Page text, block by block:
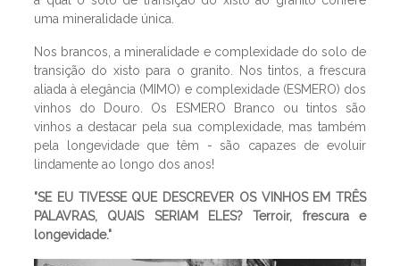
uma mineralidade única.
Nos brancos, a mineralidade e complexidade do solo de
transição do xisto para o granito. Nos tintos, a frescura
aliada à elegância (MIMO) e complexidade (ESMERO) dos
vinhos do Douro. Os ESMERO Branco ou tintos são
vinhos a destacar pela sua complexidade, mas também
pela longevidade que têm - são capazes de evoluir
lindamente ao longo dos anos!
"SE EU TIVESSE QUE DESCREVER OS VINHOS EM TRÊS
PALAVRAS, QUAIS SERIAM ELES? Terroir, frescura e
longevidade."